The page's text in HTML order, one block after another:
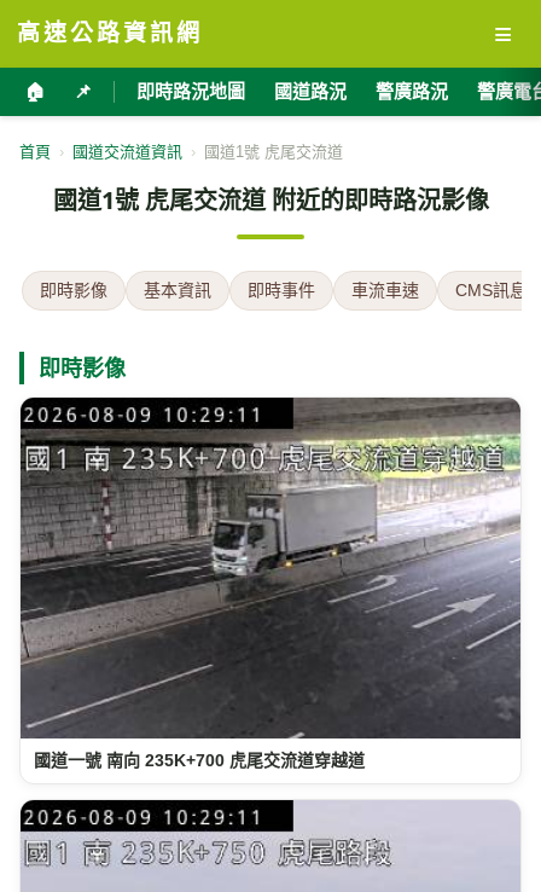
高速公路資訊網 ≡
🏠 📌 即時路況地圖 國道路況 警廣路況 警廣電
首頁 › 國道交流道資訊 › 國道1號 虎尾交流道
國道1號 虎尾交流道 附近的即時路況影像
即時影像 基本資訊 即時事件 車流車速 CMS訊息
即時影像
國道一號 南向 235K+700 虎尾交流道穿越道